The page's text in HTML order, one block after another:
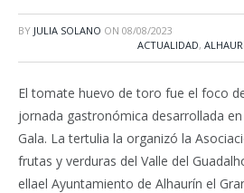
BY JULIA SOLANO ON 08/08/2023
ACTUALIDAD,
El tomate huevo de toro fue el foco
jornada gastronómica desarrollada
Gala. La tertulia la organizó la
frutas y verduras del Valle del
ellael Ayuntamiento de Alhaurín el